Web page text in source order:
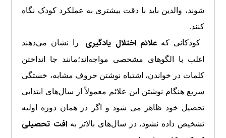
شوند، والدین باید با دقت بیشتری به عملکرد کودک نگاه
کنند.
کودکانی که علائم اختلال یادگیری
را نشان می‌دهند
اغلب با الگوهای مشخصی مواجه‌اند؛مانند جا انداختن
کلمات در خواندن، اشتباه نوشتن حروف مشابه، خستگی
سریع هنگام نوشتن این علائم معمولاً از سال‌های ابتدایی
تحصیل خود ظاهر می شود و اگر در همان دوره اولیه
تشخیص داده نشود، در سال‌های بالاتر به افت تحصیلی